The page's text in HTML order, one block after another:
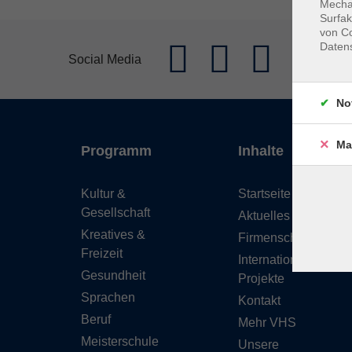
Social Media
Programm
Kultur &
Gesellschaft
Kreatives &
Freizeit
Gesundheit
Sprachen
Beruf
Meisterschule
Inhalte
Startseite
Aktuelles
Firmenschulungen
Internationale
Projekte
Kontakt
Mehr VHS
Unsere
von